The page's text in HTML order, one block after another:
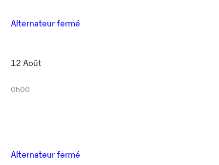
Alternateur fermé
12 Août
0h00
Alternateur fermé